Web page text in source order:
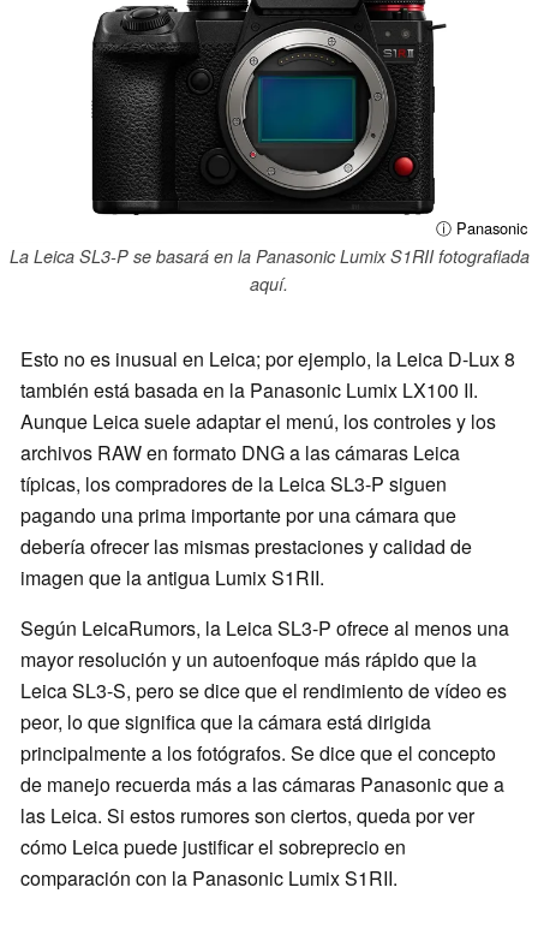
ⓘ Panasonic
La Leica SL3-P se basará en la Panasonic Lumix S1RII fotografiada
aquí.
Esto no es inusual en Leica; por ejemplo, la Leica D-Lux 8
también está basada en la Panasonic Lumix LX100 II.
Aunque Leica suele adaptar el menú, los controles y los
archivos RAW en formato DNG a las cámaras Leica
típicas, los compradores de la Leica SL3-P siguen
pagando una prima importante por una cámara que
debería ofrecer las mismas prestaciones y calidad de
imagen que la antigua Lumix S1RII.
Según LeicaRumors, la Leica SL3-P ofrece al menos una
mayor resolución y un autoenfoque más rápido que la
Leica SL3-S, pero se dice que el rendimiento de vídeo es
peor, lo que significa que la cámara está dirigida
principalmente a los fotógrafos. Se dice que el concepto
de manejo recuerda más a las cámaras Panasonic que a
las Leica. Si estos rumores son ciertos, queda por ver
cómo Leica puede justificar el sobreprecio en
comparación con la Panasonic Lumix S1RII.